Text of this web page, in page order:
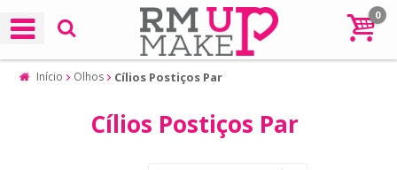
0
Início Olhos Cílios Postiços Par
Cílios Postiços Par